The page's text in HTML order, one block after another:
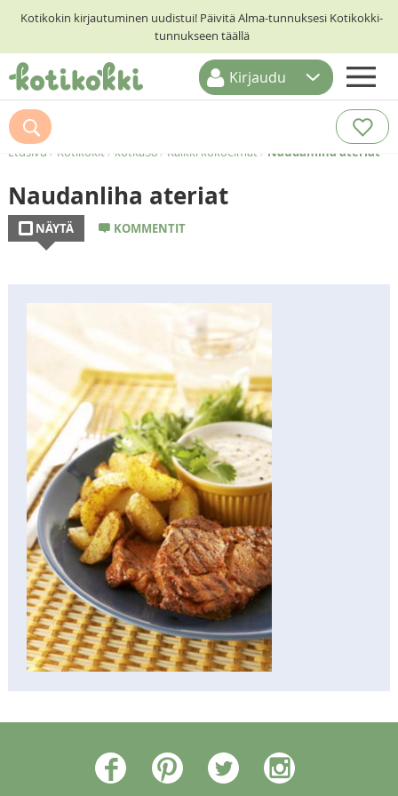
Kotikokin kirjautuminen uudistui! Päivitä Alma-tunnuksesi Kotikokki-
tunnukseen täällä
ETUSIVU
RESEPTIHAKU
RUOKATEEMAT
KESKUSTELUT
KOTIKOKIT
Kirjaudu
Etusivu / Kotikokit/ kotka58/ Kaikki kokoelmat/ Naudanliha ateriat
Naudanliha ateriat
NÄYTÄ KOMMENTIT